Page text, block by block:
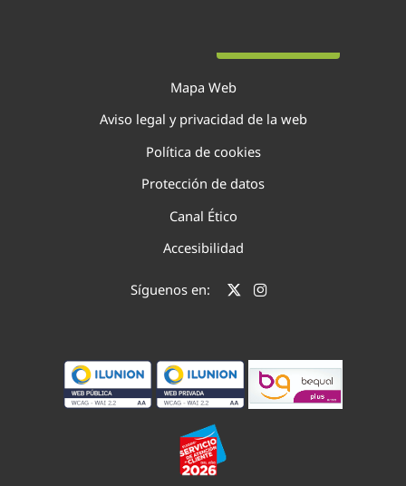
Mapa Web
Aviso legal y privacidad de la web
Política de cookies
Protección de datos
Canal Ético
Accesibilidad
Síguenos en: